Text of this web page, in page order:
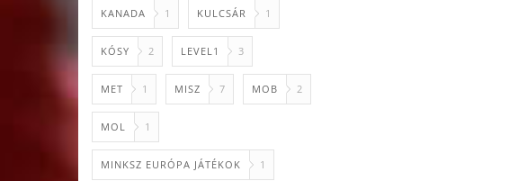
KANADA 1 KULCSÁR 1
KÓSY 2 LEVEL1 3
MET 1 MISZ 7 MOB 2
MOL 1
MINKSZ EURÓPA JÁTÉKOK 1